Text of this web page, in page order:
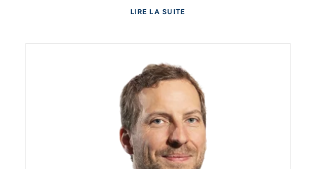
LIRE LA SUITE